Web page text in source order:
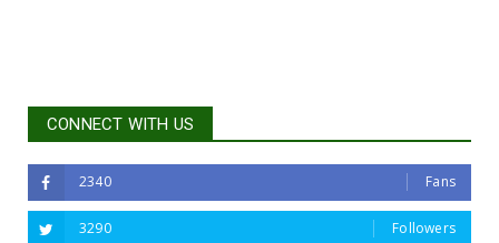
CONNECT WITH US
2340 Fans
3290 Followers